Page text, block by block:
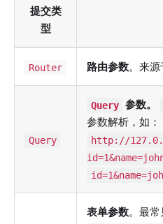
提交类
型
Router 路由参数。来源
Query
Query 参数。
参数解析，如：
http://
表单参数。最